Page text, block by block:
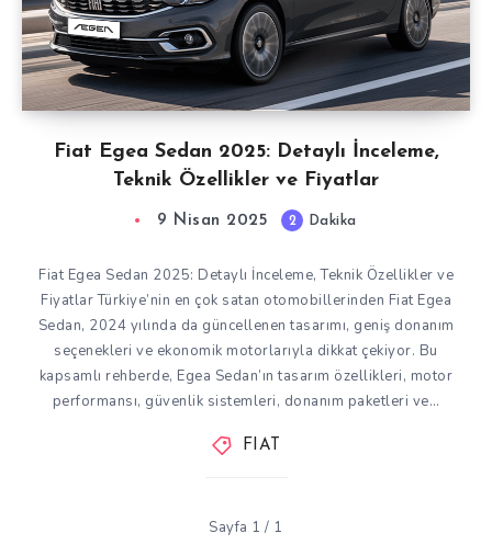
Fiat Egea Sedan 2025: Detaylı İnceleme,
Teknik Özellikler ve Fiyatlar
9 Nisan 2025 2 Dakika
Fiat Egea Sedan 2025: Detaylı İnceleme, Teknik Özellikler ve
Fiyatlar Türkiye’nin en çok satan otomobillerinden Fiat Egea
Sedan, 2024 yılında da güncellenen tasarımı, geniş donanım
seçenekleri ve ekonomik motorlarıyla dikkat çekiyor. Bu
kapsamlı rehberde, Egea Sedan’ın tasarım özellikleri, motor
performansı, güvenlik sistemleri, donanım paketleri ve…
FIAT
Sayfa 1 / 1